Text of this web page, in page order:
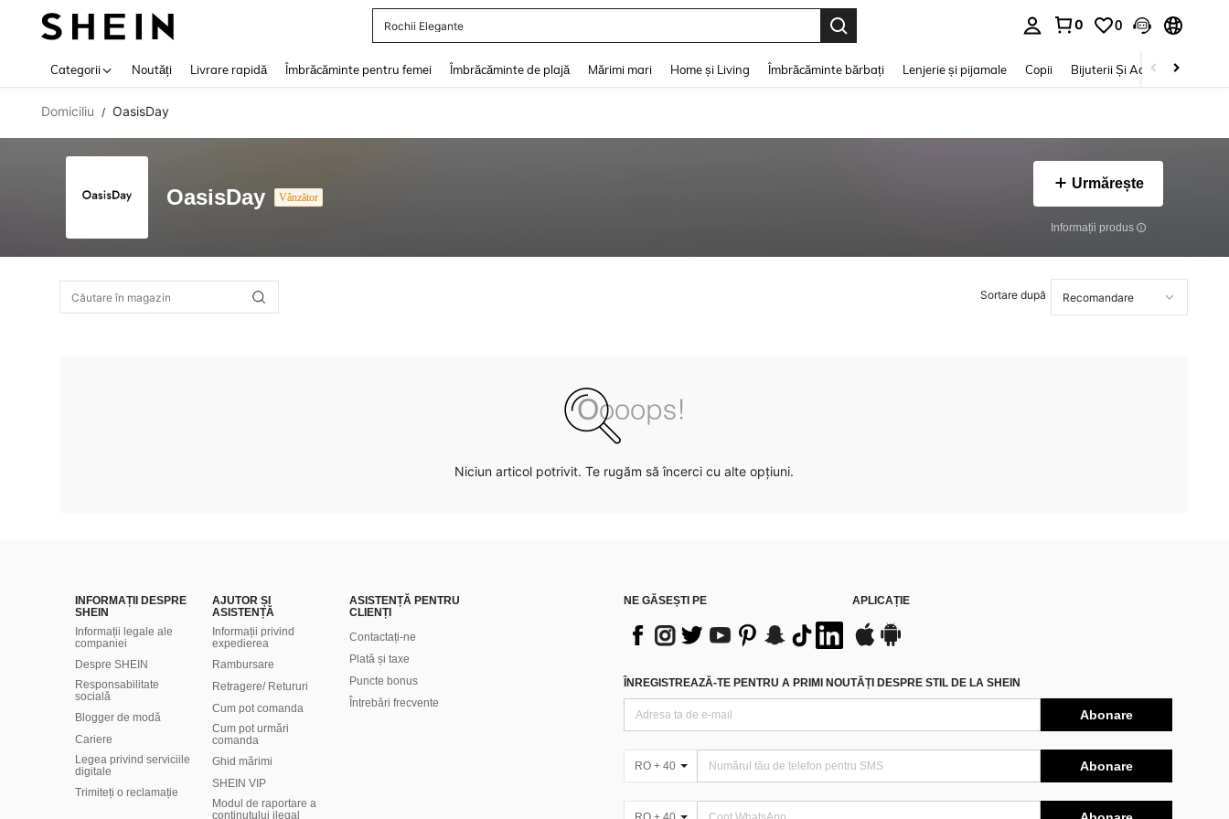
Rochii Elegante
0 0
Categorii Noutăți Livrare rapidă Îmbrăcăminte pentru femei Îmbrăcăminte de plajă Mărimi mari Home și Living Îmbrăcăminte bărbați Lenjerie și pijamale Copii Bijuterii Și Accesorii
Domiciliu / OasisDay
OasisDay Vânzător
Urmărește
Informații produs
Sortare după
Niciun articol potrivit. Te rugăm să încerci cu alte opțiuni.
INFORMAȚII DESPRE
SHEIN
Informații legale ale
companiei
Despre SHEIN
Responsabilitate
socială
Blogger de modă
Cariere
Legea privind serviciile
digitale
Trimiteți o reclamație
AJUTOR ȘI
ASISTENȚĂ
Informații privind
expedierea
Rambursare
Retragere/ Retururi
Cum pot comanda
Cum pot urmări
comanda
Ghid mărimi
SHEIN VIP
Modul de raportare a
conținutului ilegal
ASISTENȚĂ PENTRU
CLIENȚI
Contactați-ne
Plată și taxe
Puncte bonus
Întrebări frecvente
NE GĂSEȘTI PE APLICAȚIE
ÎNREGISTREAZĂ-TE PENTRU A PRIMI NOUTĂȚI DESPRE STIL DE LA SHEIN
Abonare
RO + 40 Abonare